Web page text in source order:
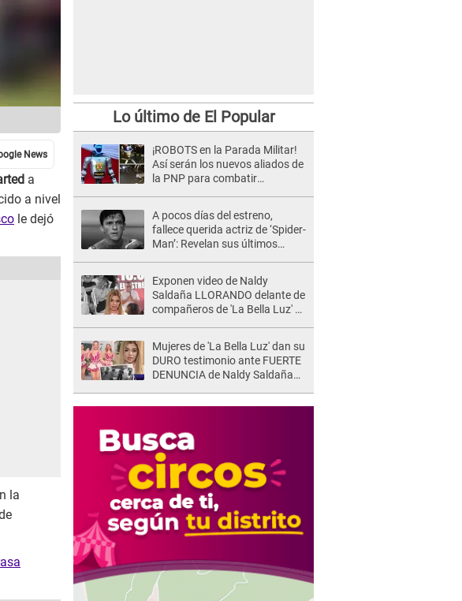
a
a nivel
le dejó
la
Lo último de El Popular
¡ROBOTS en la Parada Militar!
Así serán los nuevos aliados de
la PNP para combatir
A pocos días del estreno,
fallece querida actriz de ‘Spider-
Man’: Revelan sus últimos
Exponen video de Naldy
Saldaña LLORANDO delante de
compañeros de 'La Bella Luz' y
Mujeres de 'La Bella Luz' dan su
DURO testimonio ante FUERTE
DENUNCIA de Naldy Saldaña